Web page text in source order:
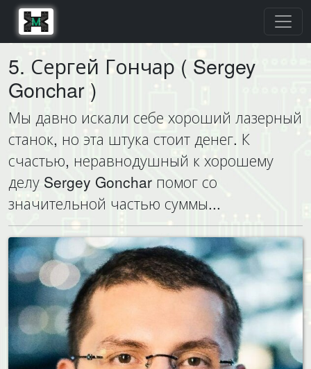
5. Сергей Гончар ( Sergey
Gonchar )
Мы давно искали себе хороший лазерный
станок, но эта штука стоит денег. К
счастью, неравнодушный к хорошему
делу Sergey Gonchar помог со
значительной частью суммы...